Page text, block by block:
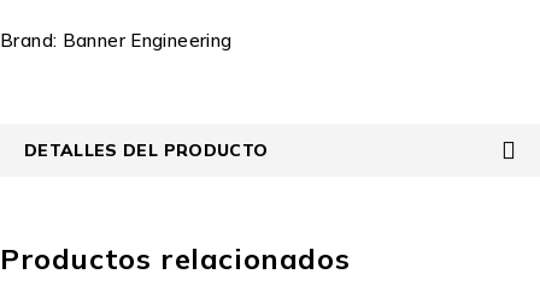
Brand: Banner Engineering
DETALLES DEL PRODUCTO
Productos relacionados